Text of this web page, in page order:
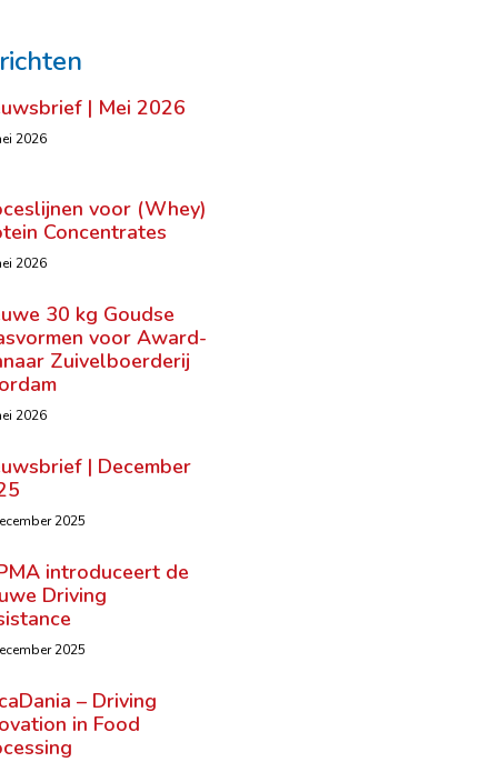
| Mei 2026
2026
voor (Whey)
Concentrates
2026
30 kg Goudse
voor Award-
Zuivelboerderij
2026
| December
2025
introduceert de
Driving
2025
– Driving
in Food